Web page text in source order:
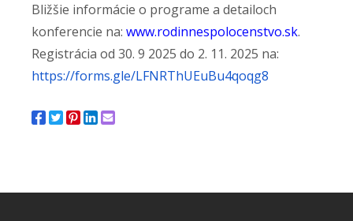
Bližšie informácie o programe a detailoch
konferencie na: www.rodinnespolocenstvo.sk.
Registrácia od 30. 9 2025 do 2. 11. 2025 na:
https://forms.gle/LFNRThUEuBu4qoqg8